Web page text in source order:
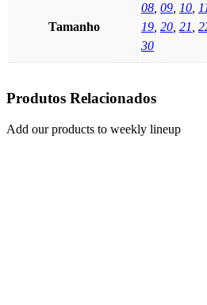
Tamanho
08 09 10
19 20 21
30
Produtos Relacionados
Add our products to weekly lineup